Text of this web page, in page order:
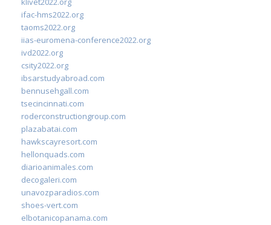
ifac-hms2022.org
taoms2022.org
iias-euromena-conference2022.org
ivd2022.org
csity2022.org
ibsarstudyabroad.com
bennusehgall.com
tsecincinnati.com
roderconstructiongroup.com
plazabatai.com
hawkscayresort.com
hellonquads.com
diarioanimales.com
decogaleri.com
unavozparadios.com
shoes-vert.com
elbotanicopanama.com